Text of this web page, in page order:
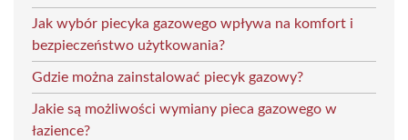
Jak wybór piecyka gazowego wpływa na komfort i
bezpieczeństwo użytkowania?
Gdzie można zainstalować piecyk gazowy?
Jakie są możliwości wymiany pieca gazowego w
łazience?